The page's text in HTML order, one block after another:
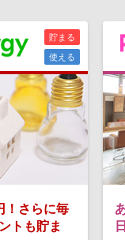
貯まる
使える
！さらに毎
トも貯ま